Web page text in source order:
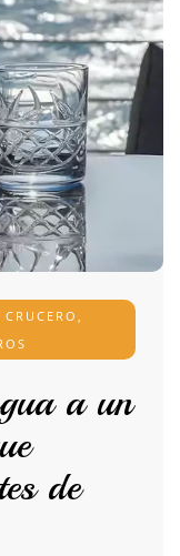
,
a un
de